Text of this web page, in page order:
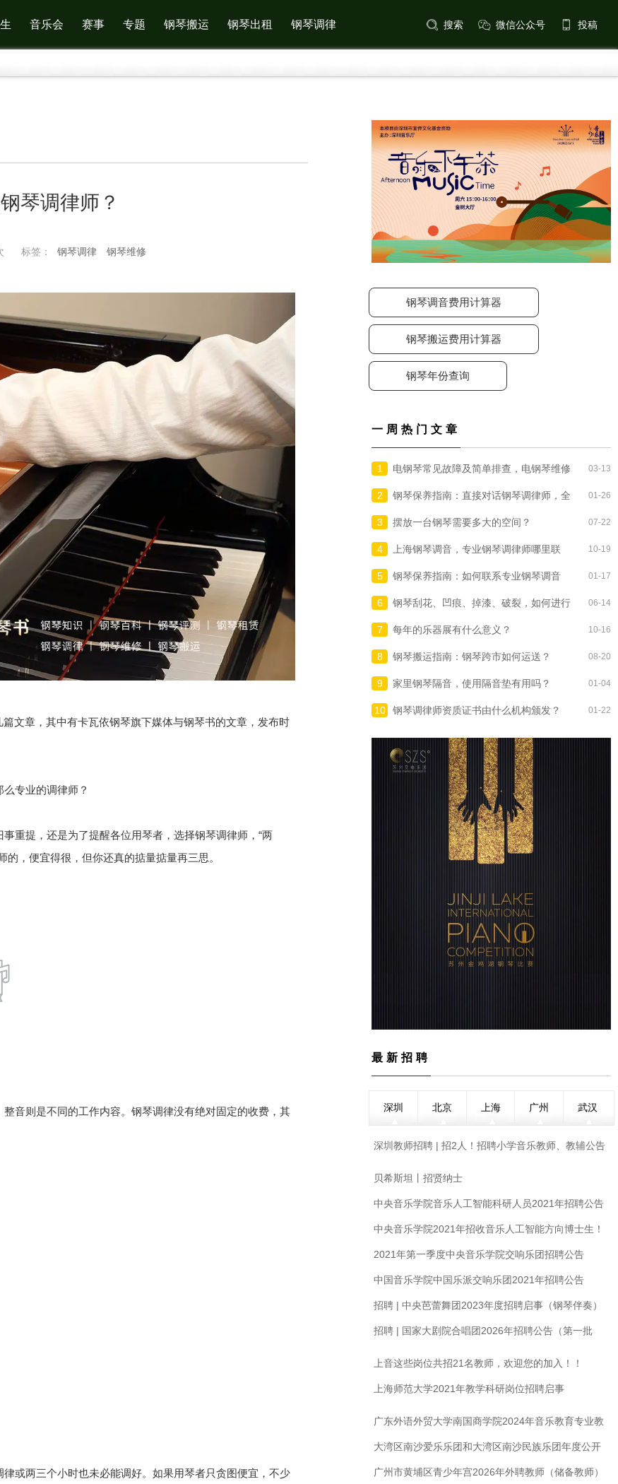
音乐会 赛事 专题 钢琴搬运 钢琴出租 钢琴调律 搜索 微信公众号 投稿
琴调律师？
标签： 钢琴调律 钢琴维修
文章，其中有卡瓦依钢琴旗下媒体与钢琴书的文章，发布时
专业的调律师？
重提，还是为了提醒各位用琴者，选择钢琴调律师，“两
，便宜得很，但你还真的掂量掂量再三思。
音则是不同的工作内容。钢琴调律没有绝对固定的收费，其
或两三个小时也未必能调好。如果用琴者只贪图便宜，不少
钢琴调音费用计算器
钢琴搬运费用计算器
钢琴年份查询
一周热门文章
1
电钢琴常见故障及简单排查，电钢琴维修
03-13
2
钢琴保养指南：直接对话钢琴调律师，全
01-26
3 摆放一台钢琴需要多大的空间？ 07-22
4
上海钢琴调音，专业钢琴调律师哪里联
10-19
5
钢琴保养指南：如何联系专业钢琴调音
01-17
6
钢琴刮花、凹痕、掉漆、破裂，如何进行
06-14
7 每年的乐器展有什么意义？ 10-16
8 钢琴搬运指南：钢琴跨市如何运送？ 08-20
9 家里钢琴隔音，使用隔音垫有用吗？ 01-04
10 钢琴调律师资质证书由什么机构颁发？ 01-22
最新招聘
深圳 北京 上海 广州 武汉
深圳教师招聘 | 招2人！招聘小学音乐教师、教辅公告
贝希斯坦丨招贤纳士
中央音乐学院音乐人工智能科研人员2021年招聘公告
中央音乐学院2021年招收音乐人工智能方向博士生！
俞峰校长携手院士和著名教授，组建跨学科导师阵
容！
2021年第一季度中央音乐学院交响乐团招聘公告
中国音乐学院中国乐派交响乐团2021年招聘公告
招聘 | 中央芭蕾舞团2023年度招聘启事（钢琴伴奏）
招聘 | 国家大剧院合唱团2026年招聘公告（第一批
次）（钢琴伴奏、合唱演员）
上音这些岗位共招21名教师，欢迎您的加入！！
上海师范大学2021年教学科研岗位招聘启事
广东外语外贸大学南国商学院2024年音乐教育专业教
师招聘启事｜招聘声乐老师
大湾区南沙爱乐乐团和大湾区南沙民族乐团年度公开
招聘
广州市黄埔区青少年宫2026年外聘教师（储备教师）